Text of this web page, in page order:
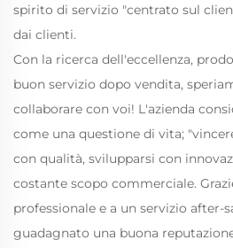
spirito di servizio "centrato sul
dai clienti.
Con la ricerca dell'eccellenza,
buon servizio dopo vendita,
collaborare con voi! L'azienda
come una questione di vita;
con qualità, svilupparsi con
costante scopo commerciale.
professionale e a un servizio after-
guadagnato una buona